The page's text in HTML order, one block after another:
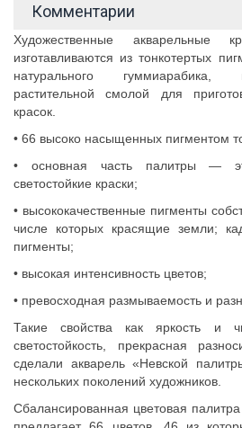
Комментарии
Художественные акварельные
изготавливаются из тонкотертых
натурального гуммиарабика,
растительной смолой для
красок.
• 66 высоко насыщенных пигментом
• основная часть палитры —
светостойкие краски;
• высококачественные пигменты
числе которых красящие земли;
пигменты;
• высокая интенсивность цветов;
• превосходная размываемость и
Такие свойства как яркость и
светостойкость, прекрасная
сделали акварель «Невской
нескольких поколений художников.
Сбалансированная цветовая